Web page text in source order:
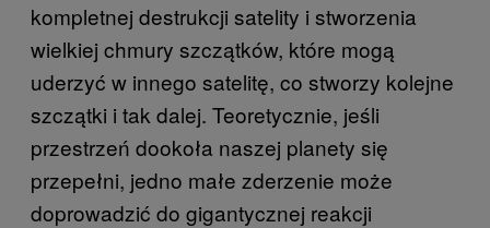
kompletnej destrukcji satelity i stworzenia
wielkiej chmury szczątków, które mogą
uderzyć w innego satelitę, co stworzy kolejne
szczątki i tak dalej. Teoretycznie, jeśli
przestrzeń dookoła naszej planety się
przepełni, jedno małe zderzenie może
doprowadzić do gigantycznej reakcji